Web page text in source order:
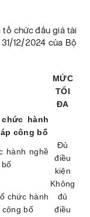
tổ chức đấu giá tài
12/2024 của Bộ
MỨC
TỐI
ĐA
hành
công bố
hành nghề
Đủ
điều
kiện
chức hành
bố
Không
đủ
điều